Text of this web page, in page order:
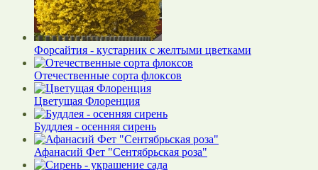
Форсайтия - кустарник с желтыми цветками
Отечественные сорта флоксов
Цветущая Флоренция
Буддлея - осенняя сирень
Афанасий Фет "Сентябрьская роза"